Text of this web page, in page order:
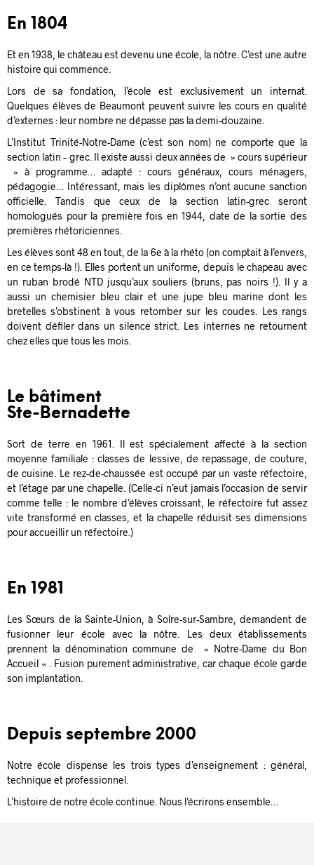
En 1804
Et en 1938, le château est devenu une école, la nôtre. C’est une autre
histoire qui commence.
Lors de sa fondation, l’école est exclusivement un internat.
Quelques élèves de Beaumont peuvent suivre les cours en qualité
d’externes : leur nombre ne dépasse pas la demi-douzaine.
L’Institut Trinité-Notre-Dame (c’est son nom) ne comporte que la
section latin – grec. Il existe aussi deux années de » cours supérieur
» à programme… adapté : cours généraux, cours ménagers,
pédagogie… Intéressant, mais les diplômes n’ont aucune sanction
officielle. Tandis que ceux de la section latin-grec seront
homologués pour la première fois en 1944, date de la sortie des
premières rhétoriciennes.
Les élèves sont 48 en tout, de la 6e à la rhéto (on comptait à l’envers,
en ce temps-là !). Elles portent un uniforme, depuis le chapeau avec
un ruban brodé NTD jusqu’aux souliers (bruns, pas noirs !). Il y a
aussi un chemisier bleu clair et une jupe bleu marine dont les
bretelles s’obstinent à vous retomber sur les coudes. Les rangs
doivent défiler dans un silence strict. Les internes ne retournent
chez elles que tous les mois.
Le bâtiment
Ste-Bernadette
Sort de terre en 1961. Il est spécialement affecté à la section
moyenne familiale : classes de lessive, de repassage, de couture,
de cuisine. Le rez-de-chaussée est occupé par un vaste réfectoire,
et l’étage par une chapelle. (Celle-ci n’eut jamais l’occasion de servir
comme telle : le nombre d’élèves croissant, le réfectoire fut assez
vite transformé en classes, et la chapelle réduisit ses dimensions
pour accueillir un réfectoire.)
En 1981
Les Sœurs de la Sainte-Union, à Solre-sur-Sambre, demandent de
fusionner leur école avec la nôtre. Les deux établissements
prennent la dénomination commune de » Notre-Dame du Bon
Accueil « . Fusion purement administrative, car chaque école garde
son implantation.
Depuis septembre 2000
Notre école dispense les trois types d’enseignement : général,
technique et professionnel.
L’histoire de notre école continue. Nous l’écrirons ensemble…